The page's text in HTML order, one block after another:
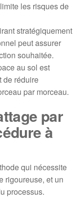
les risques de
stratégiquement
peut assurer
souhaitée.
au sol est
de réduire
par morceau.
par
à
qui nécessite
rigoureuse, et un
processus.